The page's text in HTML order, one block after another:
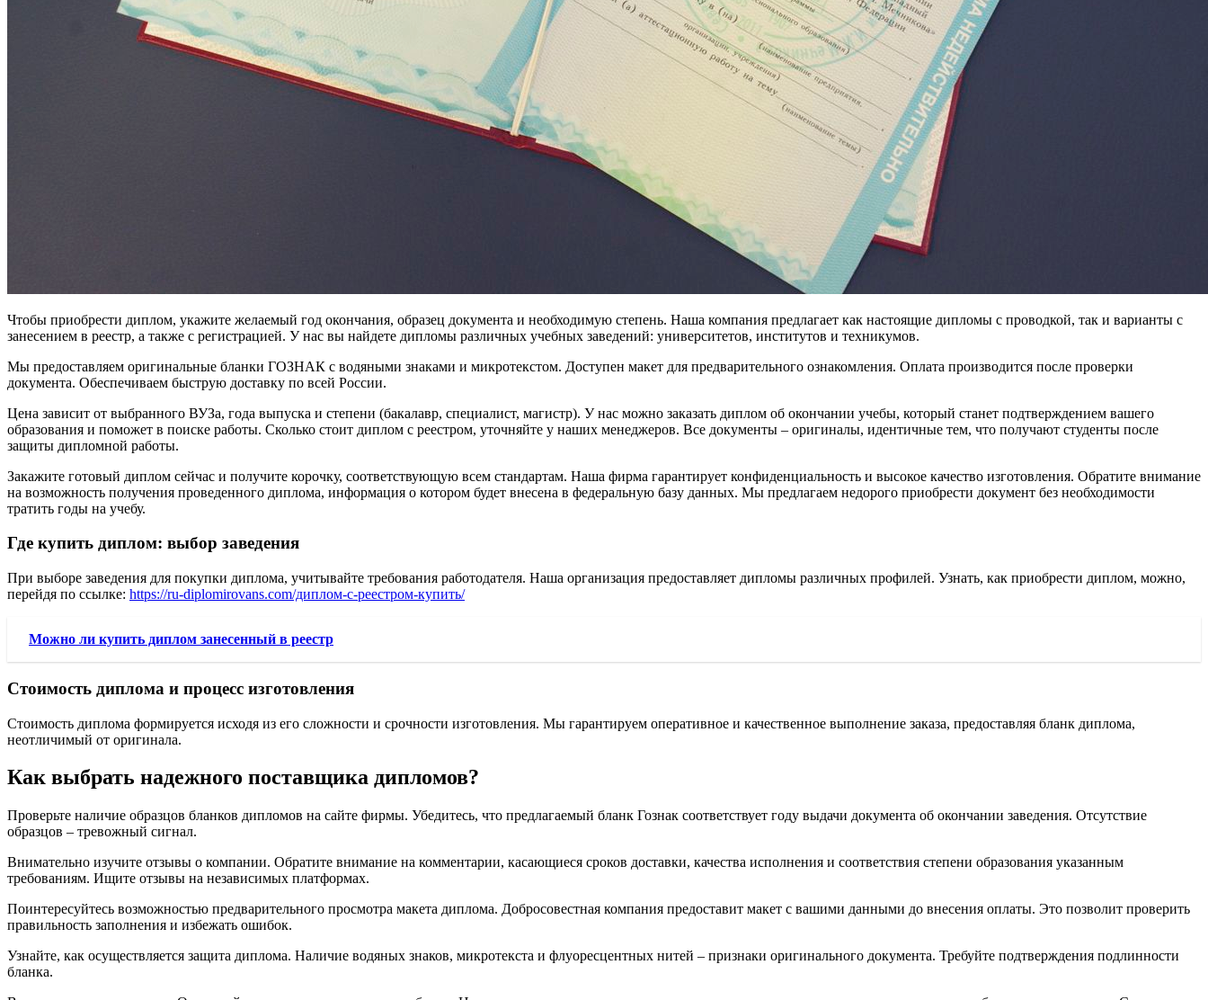
Чтобы приобрести диплом, укажите желаемый год окончания, образец документа и необходимую степень. Наша компания предлагает как настоящие дипломы с проводкой, так и варианты с
занесением в реестр, а также с регистрацией. У нас вы найдете дипломы различных учебных заведений: университетов, институтов и техникумов.
Мы предоставляем оригинальные бланки ГОЗНАК с водяными знаками и микротекстом. Доступен макет для предварительного ознакомления. Оплата производится после проверки
документа. Обеспечиваем быструю доставку по всей России.
Цена зависит от выбранного ВУЗа, года выпуска и степени (бакалавр, специалист, магистр). У нас можно заказать диплом об окончании учебы, который станет подтверждением вашего
образования и поможет в поиске работы. Сколько стоит диплом с реестром, уточняйте у наших менеджеров. Все документы – оригиналы, идентичные тем, что получают студенты после
защиты дипломной работы.
Закажите готовый диплом сейчас и получите корочку, соответствующую всем стандартам. Наша фирма гарантирует конфиденциальность и высокое качество изготовления. Обратите внимание
на возможность получения проведенного диплома, информация о котором будет внесена в федеральную базу данных. Мы предлагаем недорого приобрести документ без необходимости
тратить годы на учебу.
Где купить диплом: выбор заведения
При выборе заведения для покупки диплома, учитывайте требования работодателя. Наша организация предоставляет дипломы различных профилей. Узнать, как приобрести диплом, можно,
перейдя по ссылке: https://ru-diplomirovans.com/диплом-с-реестром-купить/
Можно ли купить диплом занесенный в реестр
Стоимость диплома и процесс изготовления
Стоимость диплома формируется исходя из его сложности и срочности изготовления. Мы гарантируем оперативное и качественное выполнение заказа, предоставляя бланк диплома,
неотличимый от оригинала.
Как выбрать надежного поставщика дипломов?
Проверьте наличие образцов бланков дипломов на сайте фирмы. Убедитесь, что предлагаемый бланк Гознак соответствует году выдачи документа об окончании заведения. Отсутствие
образцов – тревожный сигнал.
Внимательно изучите отзывы о компании. Обратите внимание на комментарии, касающиеся сроков доставки, качества исполнения и соответствия степени образования указанным
требованиям. Ищите отзывы на независимых платформах.
Поинтересуйтесь возможностью предварительного просмотра макета диплома. Добросовестная компания предоставит макет с вашими данными до внесения оплаты. Это позволит проверить
правильность заполнения и избежать ошибок.
Узнайте, как осуществляется защита диплома. Наличие водяных знаков, микротекста и флуоресцентных нитей – признаки оригинального документа. Требуйте подтверждения подлинности
бланка.